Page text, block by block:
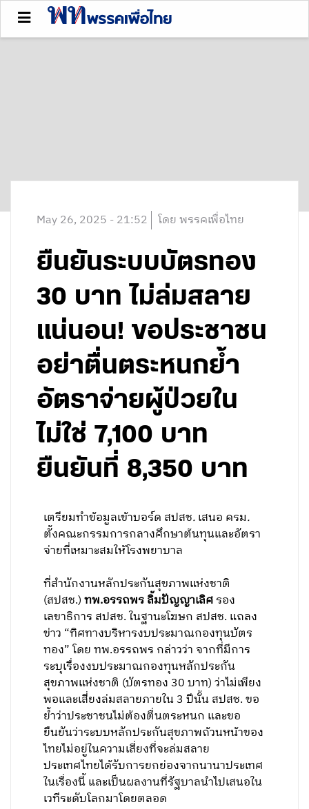
May 26, 2025 - 21:52 โดย พรรคเพื่อไทย
ยืนยันระบบบัตรทอง
30 บาท ไม่ล่มสลาย
แน่นอน! ขอประชาชน
อย่าตื่นตระหนกย้ำ
อัตราจ่ายผู้ป่วยใน
ไม่ใช่ 7,100 บาท
ยืนยันที่ 8,350 บาท
เตรียมทำข้อมูลเข้าบอร์ด สปสช.เสนอ ครม.
ตั้งคณะกรรมการกลางศึกษาต้นทุนและอัตรา
จ่ายที่เหมาะสมให้โรงพยาบาล
ที่สำนักงานหลักประกันสุขภาพแห่งชาติ
(สปสช.)ทพ.อรรถพร ลิ้มปัญญาเลิศรอง
เลขาธิการ สปสช. ในฐานะโฆษก สปสช. แถลง
ข่าว “ทิศทางบริหารงบประมาณกองทุนบัตร
ทอง” โดย ทพ.อรรถพร กล่าวว่า จากที่มีการ
ระบุเรื่องงบประมาณกองทุนหลักประกัน
สุขภาพแห่งชาติ (บัตรทอง 30 บาท) ว่าไม่เพียง
พอและเสี่ยงล่มสลายภายใน 3 ปีนั้น สปสช. ขอ
ย้ำว่าประชาชนไม่ต้องตื่นตระหนก และขอ
ยืนยันว่าระบบหลักประกันสุขภาพถ้วนหน้าของ
ไทยไม่อยู่ในความเสี่ยงที่จะล่มสลาย
ประเทศไทยได้รับการยกย่องจากนานาประเทศ
ในเรื่องนี้ และเป็นผลงานที่รัฐบาลนำไปเสนอใน
เวทีระดับโลกมาโดยตลอด